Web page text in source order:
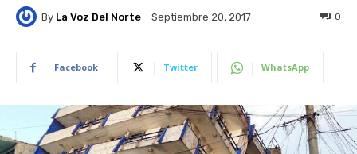
By La Voz Del Norte Septiembre 20, 2017 0
Facebook Twitter WhatsApp